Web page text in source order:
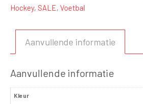
aantal
Hockey, SALE, Voetbal
Aanvullende informatie
Aanvullende informatie
Kleur